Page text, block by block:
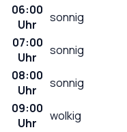
06:00
Uhr
sonnig
07:00
Uhr
sonnig
08:00
Uhr
sonnig
09:00
Uhr
wolkig